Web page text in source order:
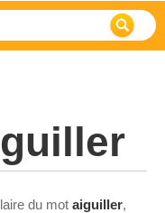
du mot aiguiller,